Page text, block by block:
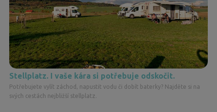
Stellplatz. I vaše kára si potřebuje odskočit.
Potřebujete vylít záchod, napustit vodu či dobít baterky? Najděte si na
svých cestách nejbližší stellplatz.